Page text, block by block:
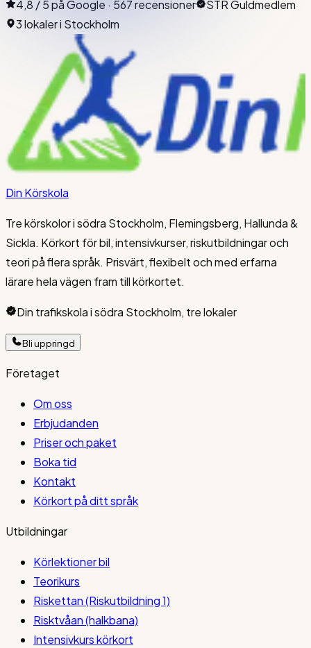
4,8 / 5 på Google · 567 recensioner
STR Guldmedlem
3 lokaler i Stockholm
Din Körskola
Tre körskolor i södra Stockholm, Flemingsberg, Hallunda &
Sickla. Körkort för bil, intensivkurser, riskutbildningar och
teori på flera språk. Prisvärt, flexibelt och med erfarna
lärare hela vägen fram till körkortet.
Din trafikskola i södra Stockholm, tre lokaler
Bli uppringd
Företaget
Om oss
Erbjudanden
Priser och paket
Boka tid
Kontakt
Körkort på ditt språk
Utbildningar
Körlektioner bil
Teorikurs
Riskettan (Riskutbildning 1)
Risktvåan (halkbana)
Intensivkurs körkort